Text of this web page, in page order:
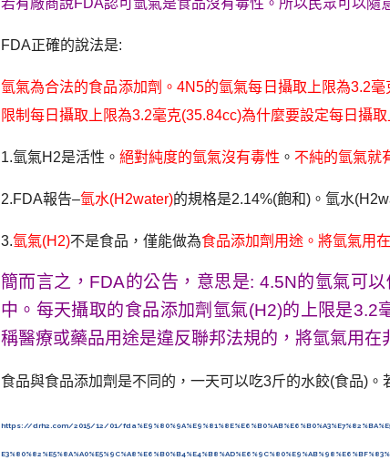
若有廠商說FDA認可氫氣是食品沒有毒性。所以民眾可以隨
FDA正確的說法是:
氫氣為合法的食品添加劑。4N5的氫氣每日攝取上限為3.2
限制每日攝取上限為3.2毫克(35.84cc)為什麼要設定每日攝
1.氫氣H2是活性。 絕對純度的氫氣沒有毒性 。 不純的氫氣就
2.FDA報告–氫水(H2water)的規格是2.14%(飽和)。氫水
3.氫氣(H2)不是食品，僅能做為食品添加劑用途。將氫氣用
簡而言之，FDA的公告，意思是: 4.5N的氫氣可
中。每天攝取的食品添加劑氫氣(H2)的上限是3.2
稱醫療或藥品用途是違反聯邦法規的，將氫氣用
食品與食品添加劑是不同的，一天可以吃3斤的水餃(食品)。
https://drh2.com/2015/12/01/